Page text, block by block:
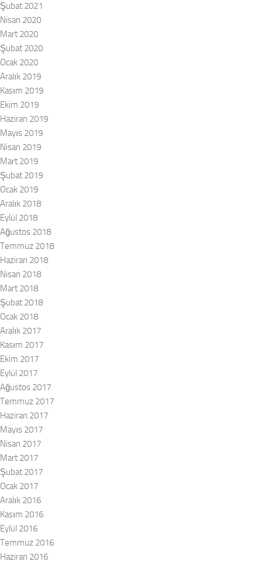
Şubat 2021
Nisan 2020
Mart 2020
Şubat 2020
Ocak 2020
Aralık 2019
Kasım 2019
Ekim 2019
Haziran 2019
Mayıs 2019
Nisan 2019
Mart 2019
Şubat 2019
Ocak 2019
Aralık 2018
Eylül 2018
Ağustos 2018
Temmuz 2018
Haziran 2018
Nisan 2018
Mart 2018
Şubat 2018
Ocak 2018
Aralık 2017
Kasım 2017
Ekim 2017
Eylül 2017
Ağustos 2017
Temmuz 2017
Haziran 2017
Mayıs 2017
Nisan 2017
Mart 2017
Şubat 2017
Ocak 2017
Aralık 2016
Kasım 2016
Eylül 2016
Temmuz 2016
Haziran 2016